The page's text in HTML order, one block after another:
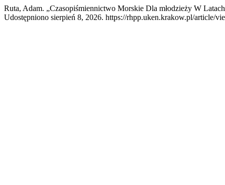
Ruta, Adam. „Czasopiśmiennictwo Morskie Dla młodzieży W
Udostępniono sierpień 8, 2026. https://rhpp.uken.krakow.pl/article/